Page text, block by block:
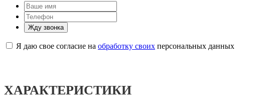
Жду звонка
Я даю свое согласие на обработку своих персональных данных
ХАРАКТЕРИСТИКИ